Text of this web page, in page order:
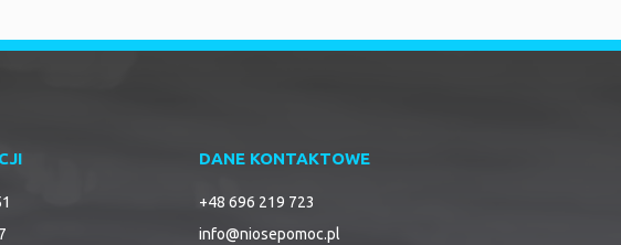
DANE KONTAKTOWE
+48 696 219 723
info@niosepomoc.pl